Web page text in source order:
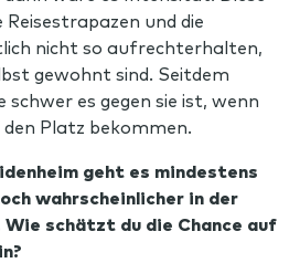
und die
nicht so aufrechterhalten,
gewohnt sind. Seitdem
schwer es gegen sie ist, wenn
Platz bekommen.
geht es mindestens
wahrscheinlicher in der
Wie schätzt du die Chance auf